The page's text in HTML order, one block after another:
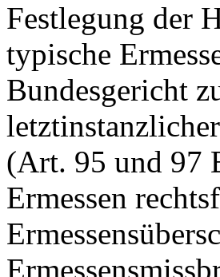
Festlegung der
typische
Bundesgericht
(Art. 95 und 97
Ermessen